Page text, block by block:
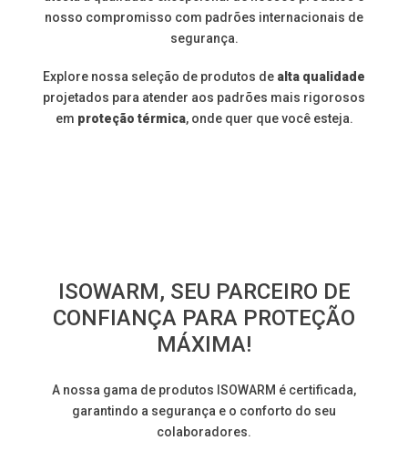
nosso compromisso com padrões internacionais de
segurança.
Explore nossa seleção de produtos de alta qualidade
projetados para atender aos padrões mais rigorosos
em proteção térmica, onde quer que você esteja.
ISOWARM, SEU PARCEIRO DE
CONFIANÇA PARA PROTEÇÃO
MÁXIMA!
A nossa gama de produtos ISOWARM é certificada,
garantindo a segurança e o conforto do seu
colaboradores.